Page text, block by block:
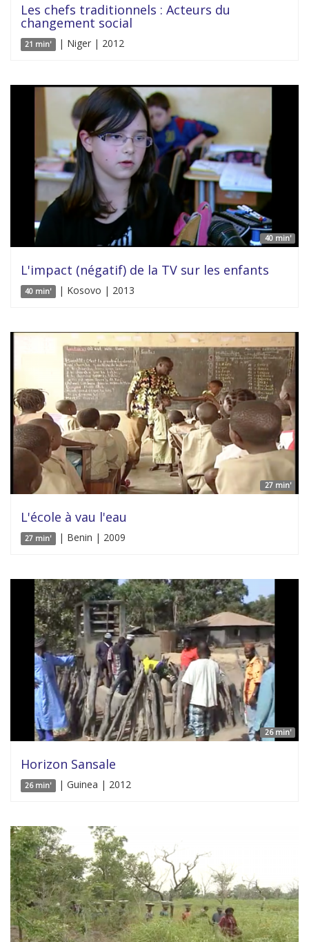
Les chefs traditionnels : Acteurs du
changement social
21 min' | Niger | 2012
40 min'
L'impact (négatif) de la TV sur les enfants
40 min' | Kosovo | 2013
27 min'
L'école à vau l'eau
27 min' | Benin | 2009
26 min'
Horizon Sansale
26 min' | Guinea | 2012